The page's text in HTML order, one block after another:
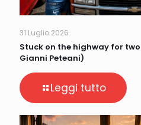
31 Luglio 2026
Stuck on the highway for
Gianni Peteani)
Leggi tutto